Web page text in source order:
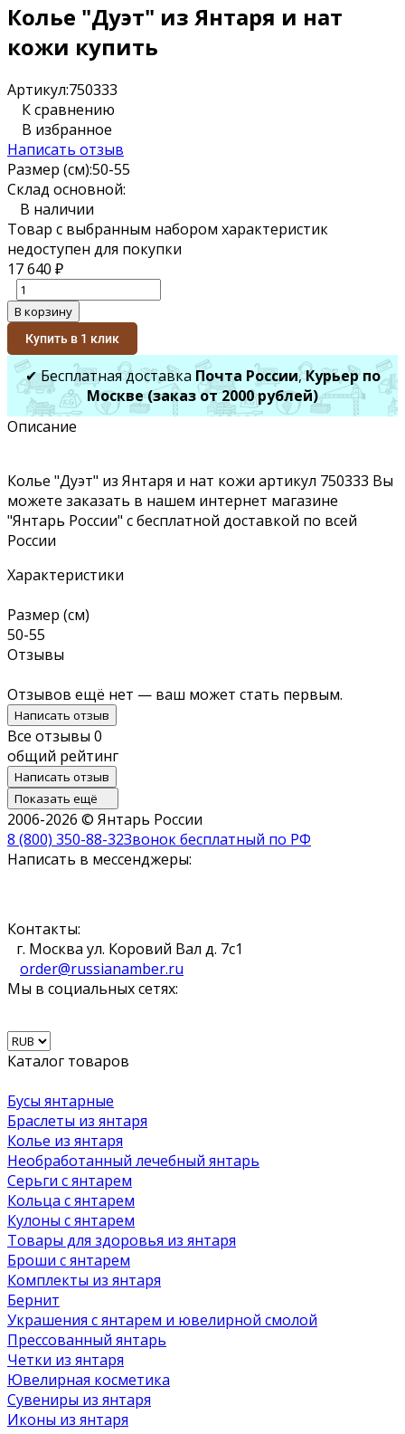
Колье "Дуэт" из Янтаря и нат
кожи купить
Артикул:750333
К сравнению
В избранное
Написать отзыв
Размер (см):50-55
Склад основной:
В наличии
Товар с выбранным набором характеристик
недоступен для покупки
17 640 ₽
В корзину
Купить в 1 клик
✔ Бесплатная доставка Почта России,Курьер по
Москве (заказ от 2000 рублей)
Описание
Колье "Дуэт" из Янтаря и нат кожи артикул 750333 Вы
можете заказать в нашем интернет магазине
"Янтарь России" с бесплатной доставкой по всей
России
Характеристики
Размер (см)
50-55
Отзывы
Отзывов ещё нет — ваш может стать первым.
Написать отзыв
Все отзывы 0
общий рейтинг
Написать отзыв
Показать ещё
2006-2026 © Янтарь России
8 (800) 350-88-32Звонок бесплатный по РФ
Написать в мессенджеры:
Контакты:
г. Москва ул. Коровий Вал д. 7с1
order@russianamber.ru
Мы в социальных сетях:
Каталог товаров
Бусы янтарные
Браслеты из янтаря
Колье из янтаря
Необработанный лечебный янтарь
Серьги с янтарем
Кольца с янтарем
Кулоны с янтарем
Товары для здоровья из янтаря
Броши с янтарем
Комплекты из янтаря
Бернит
Украшения с янтарем и ювелирной смолой
Прессованный янтарь
Четки из янтаря
Ювелирная косметика
Сувениры из янтаря
Иконы из янтаря